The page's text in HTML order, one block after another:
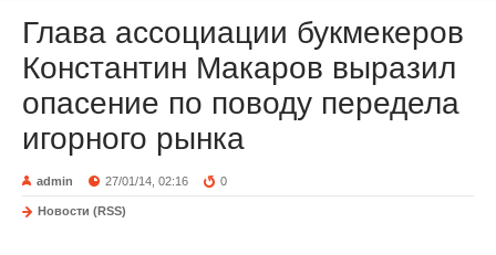
Глава ассоциации букмекеров
Константин Макаров выразил
опасение по поводу передела
игорного рынка
admin 27/01/14, 02:16 0
Новости (RSS)